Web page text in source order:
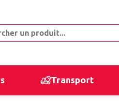
Transport